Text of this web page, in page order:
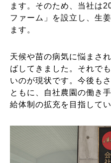
ます。そのため、当社は
ファーム」を設立し、生
ます。
天候や苗の病気に悩まさ
ばしてきました。それで
いのが現状です。今後も
ともに、自社農園の働き
給体制の拡充を目指してい